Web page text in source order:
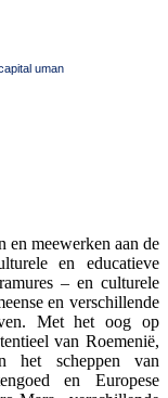
uman
en meewerken aan de
en educatieve
– en culturele
en verschillende
Met het oog op
van Roemenië,
het scheppen van
en Europese